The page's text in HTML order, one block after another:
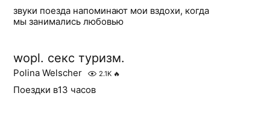
звуки поезда напоминают мои вздохи, когда
мы занимались любовью
wopl. секс туризм.
Polina Welscher 2.1K 🔥
Поездки в13 часов